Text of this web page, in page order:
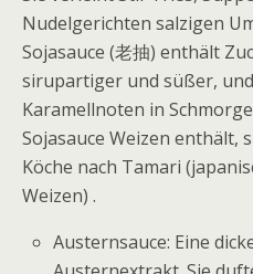
Nudelgerichten salzigen
Sojasauce (老抽) enthält
sirupartiger und süßer,
Karamellnoten in
Sojasauce Weizen enthält,
Köche nach Tamari
Weizen) .
Austernsauce: Eine